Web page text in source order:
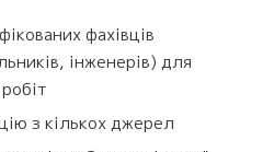
фахівців
інженерів) для
з кількох джерел